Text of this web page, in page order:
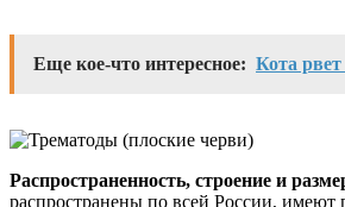
Еще кое-что интересное: Кота
Распространенность, строение и
распространены по всей России, имеют